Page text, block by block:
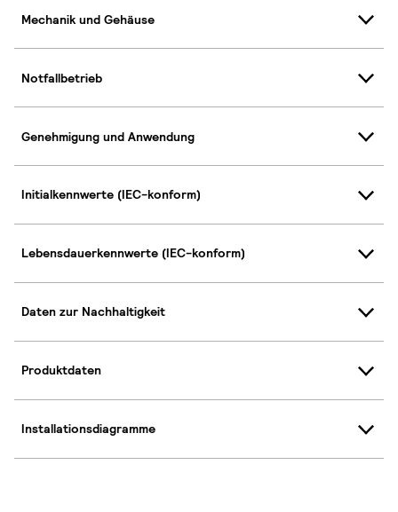
Mechanik und Gehäuse
Notfallbetrieb
Genehmigung und Anwendung
Initialkennwerte (IEC-konform)
Lebensdauerkennwerte (IEC-konform)
Daten zur Nachhaltigkeit
Produktdaten
Installationsdiagramme